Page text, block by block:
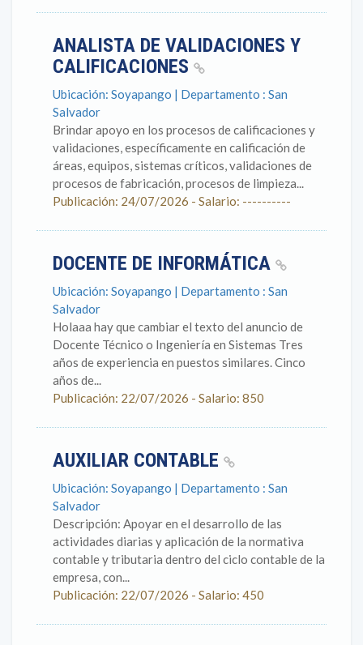
ANALISTA DE VALIDACIONES Y
CALIFICACIONES
Ubicación: Soyapango | Departamento : San
Salvador
Brindar apoyo en los procesos de calificaciones y
validaciones, específicamente en calificación de
áreas, equipos, sistemas críticos, validaciones de
procesos de fabricación, procesos de limpieza...
Publicación: 24/07/2026 - Salario: ----------
DOCENTE DE INFORMÁTICA
Ubicación: Soyapango | Departamento : San
Salvador
Holaaa hay que cambiar el texto del anuncio de
Docente Técnico o Ingeniería en Sistemas Tres
años de experiencia en puestos similares. Cinco
años de...
Publicación: 22/07/2026 - Salario: 850
AUXILIAR CONTABLE
Ubicación: Soyapango | Departamento : San
Salvador
Descripción: Apoyar en el desarrollo de las
actividades diarias y aplicación de la normativa
contable y tributaria dentro del ciclo contable de la
empresa, con...
Publicación: 22/07/2026 - Salario: 450